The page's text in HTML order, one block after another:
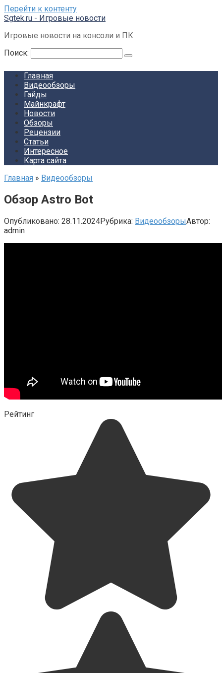
Перейти к контенту
Sgtek.ru - Игровые новости
Игровые новости на консоли и ПК
Поиск:
Главная
Видеообзоры
Гайды
Майнкрафт
Новости
Обзоры
Рецензии
Статьи
Интересное
Карта сайта
Главная » Видеообзоры
Обзор Astro Bot
Опубликовано: 28.11.2024Рубрика: ВидеообзорыАвтор:
admin
Рейтинг